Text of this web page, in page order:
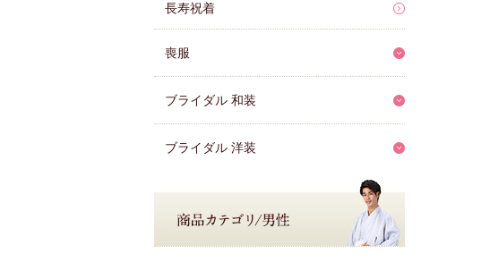
長寿祝着
喪服
ブライダル 和装
ブライダル 洋装